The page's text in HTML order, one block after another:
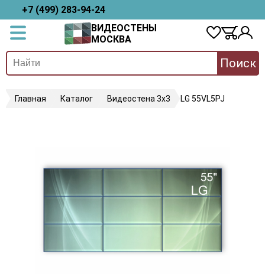
+7 (499) 283-94-24
ВИДЕОСТЕНЫ
МОСКВА
Поиск
Главная Каталог Видеостена 3х3 LG 55VL5PJ